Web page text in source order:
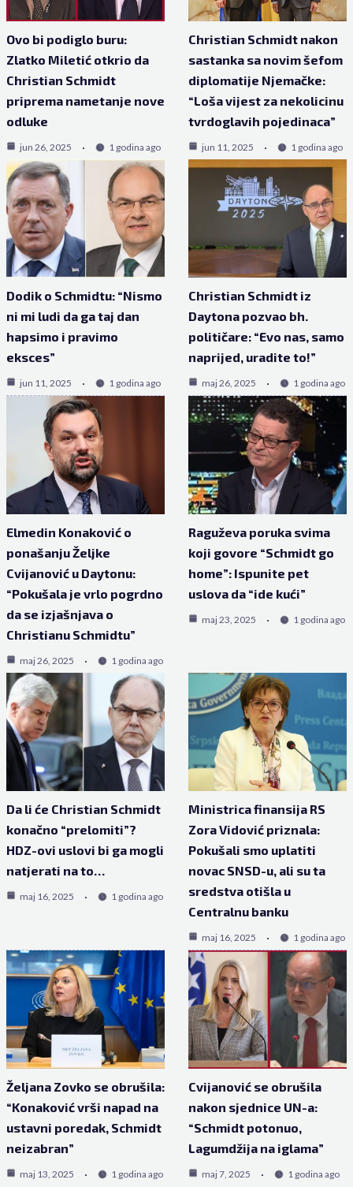
Ovo bi podiglo buru:
Zlatko Miletić otkrio da
Christian Schmidt
priprema nametanje nove
odluke
jun 26, 2025 1 godina ago
Christian Schmidt nakon
sastanka sa novim šefom
diplomatije Njemačke:
“Loša vijest za nekolicinu
tvrdoglavih pojedinaca”
jun 11, 2025 1 godina ago
Dodik o Schmidtu: “Nismo
ni mi ludi da ga taj dan
hapsimo i pravimo
eksces”
jun 11, 2025 1 godina ago
Christian Schmidt iz
Daytona pozvao bh.
političare: “Evo nas, samo
naprijed, uradite to!”
maj 26, 2025 1 godina ago
Elmedin Konaković o
ponašanju Željke
Cvijanović u Daytonu:
“Pokušala je vrlo pogrdno
da se izjašnjava o
Christianu Schmidtu”
maj 26, 2025 1 godina ago
Raguževa poruka svima
koji govore “Schmidt go
home”: Ispunite pet
uslova da “ide kući”
maj 23, 2025 1 godina ago
Da li će Christian Schmidt
konačno “prelomiti”?
HDZ-ovi uslovi bi ga mogli
natjerati na to…
maj 16, 2025 1 godina ago
Ministrica finansija RS
Zora Vidović priznala:
Pokušali smo uplatiti
novac SNSD-u, ali su ta
sredstva otišla u
Centralnu banku
maj 16, 2025 1 godina ago
Željana Zovko se obrušila:
“Konaković vrši napad na
ustavni poredak, Schmidt
neizabran”
maj 13, 2025 1 godina ago
Cvijanović se obrušila
nakon sjednice UN-a:
“Schmidt potonuo,
Lagumdžija na iglama”
maj 7, 2025 1 godina ago